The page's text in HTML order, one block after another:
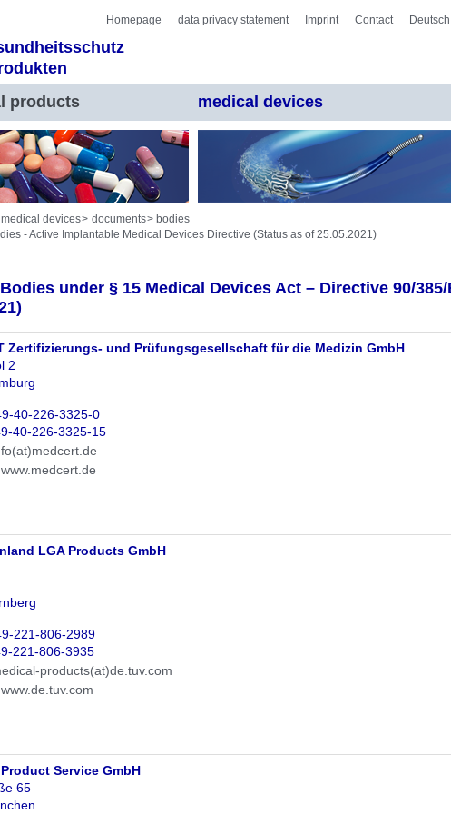
Homepage data privacy statement Imprint Contact Deutsch
products medical devices
medical devices documents
bodies
- Active Implantable Medical Devices Directive (Status as of 25.05.2021)
under § 15 Medical Devices Act – Directive 90/
Zertifizierungs- und Prüfungsgesellschaft für die Medizin GmbH
2
40-226-3325-0
40-226-3325-15
www.medcert.de
LGA Products GmbH
221-806-2989
221-806-3935
products(at)de.tuv.com
www.de.tuv.com
Product Service GmbH
65